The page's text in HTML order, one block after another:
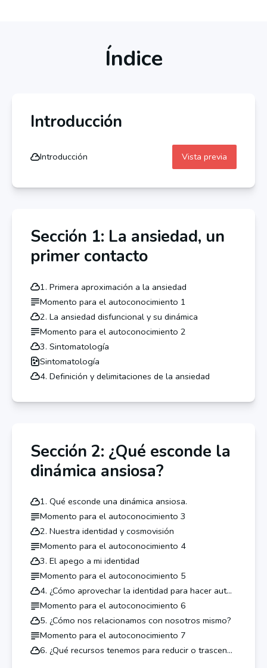
Índice
Introducción
Introducción Vista previa
Sección 1: La ansiedad, un
primer contacto
1. Primera aproximación a la ansiedad
Momento para el autoconocimiento 1
2. La ansiedad disfuncional y su dinámica
Momento para el autoconocimiento 2
3. Sintomatología
Sintomatología
4. Definición y delimitaciones de la ansiedad
Sección 2: ¿Qué esconde la
dinámica ansiosa?
1. Qué esconde una dinámica ansiosa.
Momento para el autoconocimiento 3
2. Nuestra identidad y cosmovisión
Momento para el autoconocimiento 4
3. El apego a mi identidad
Momento para el autoconocimiento 5
4. ¿Cómo aprovechar la identidad para hacer autoconocimiento?
Momento para el autoconocimiento 6
5. ¿Cómo nos relacionamos con nosotros mismo?
Momento para el autoconocimiento 7
6. ¿Qué recursos tenemos para reducir o trascender la dinámica ansiosa?